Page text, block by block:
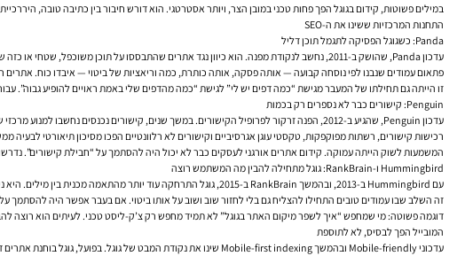
במילים פשוטות, קידום בגוגלהפך פחות טכני במובן הצר, ויותר אסטרטגי. הוא דורש חיבור בין כתיבה טובה,
התחנות המרכזיות ששינו את ה-SEO
Panda: כשגוגל הפסיקה לתגמל תוכן דליל
עדכון Panda, שהושק ב-2011, נחשב לנקודת מפנה. הוא כיוון נגד אתרים שהתבססו על תוכן משוכפל, שטחי או כזה שנועד “לתפוס חיפוש” בלי לספק תשובה אמיתית.
פתאום עמודים שנבנו לפי נוסחה קבועה — אותה פסקה, אותה כותרת, כמה וריאציות של ביטוי — איבדו כוח. אתרים
זו הייתה גם תחילתו של המעבר מגישת “כמה דפים יש לי” לגישת “כמה מהדפים שלי באמת ראויים להופיע גבוה”.
Penguin: קישורים כבר לא נספרים רק בכמות
עדכון Penguin, שהגיע ב-2012, הפנה זרקור לפרופיל הקישורים. במשך שנים, קישורים נכנסים נחשבו למנוע מרכזי של דירוגים בגוגל. אבל אז גוגל החלה להבחין טוב יותר בין המלצה אמיתית לבין מניפולציה.
רכישות קישורים, רשתות מפוקפקות, טקסטי עוגן אגרסיביים וקישורים לא רלוונטיים הפכו מסיכון תיאורטי
המשמעות לשוק הייתה עמוקה. קידום אתרים אורגני לעסקים כבר לא יכול היה להסתמך על “חבילת קישורים”.
Hummingbird ו-RankBrain: גוגל מתחילה להבין מה המשתמש רוצה
עם Hummingbird ב-2013, ובהמשך RankBrain ב-2015, גוגל התרחקה עוד יותר מהתאמה מכנית בין מילים. היא ניסתה להבין כוונה, הקשר ומשמעות.
זה השלב שבו עמודים טובים התחילו להצליח גם בלי לחזור שוב ושוב על אותו ביטוי. אם בעבר אפשר היה
דוגמה פשוטה: מי שמחפש “איך לשפר מיקום האתר בגוגל” לא תמיד מחפש רק צ’ק-ליסט טכני. לעיתים הוא רוצה
המובייל הפך לבסיס, לא לתוספת
עדכוני Mobile-friendly ובהמשך Mobile-first indexing שינו את נקודת המבט של גוגל. בפועל, גוגל בוחנת אתרים דרך החוויה הניידת שלהם. מה שנראה תקין בדסקטופ לא מספיק אם במובייל העמוד עמוס, איטי, צפוף או חסר תוכן.